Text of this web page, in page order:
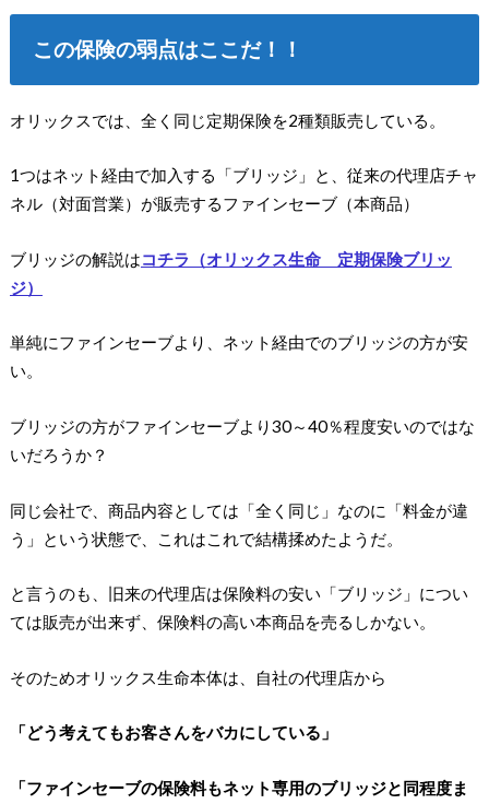
この保険の弱点はここだ！！
オリックスでは、全く同じ定期保険を2種類販売している。
1つはネット経由で加入する「ブリッジ」と、従来の代理店チャ
ネル（対面営業）が販売するファインセーブ（本商品）
ブリッジの解説はコチラ（オリックス生命 定期保険ブリッ
ジ）
単純にファインセーブより、ネット経由でのブリッジの方が安
い。
ブリッジの方がファインセーブより30～40％程度安いのではな
いだろうか？
同じ会社で、商品内容としては「全く同じ」なのに「料金が違
う」という状態で、これはこれで結構揉めたようだ。
と言うのも、旧来の代理店は保険料の安い「ブリッジ」につい
ては販売が出来ず、保険料の高い本商品を売るしかない。
そのためオリックス生命本体は、自社の代理店から
「どう考えてもお客さんをバカにしている」
「ファインセーブの保険料もネット専用のブリッジと同程度ま